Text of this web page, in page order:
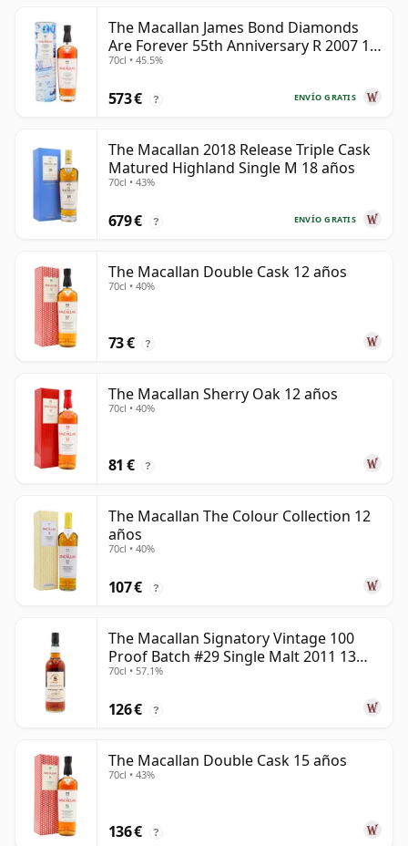
The Macallan James Bond Diamonds
Are Forever 55th Anniversary R 2007 18
años
70cl • 45.5%
ENVÍO GRATIS
573 € ?
The Macallan 2018 Release Triple Cask
Matured Highland Single M 18 años
70cl • 43%
ENVÍO GRATIS
679 € ?
The Macallan Double Cask 12 años
70cl • 40%
73 € ?
The Macallan Sherry Oak 12 años
70cl • 40%
81 € ?
The Macallan The Colour Collection 12
años
70cl • 40%
107 € ?
The Macallan Signatory Vintage 100
Proof Batch #29 Single Malt 2011 13
años
70cl • 57.1%
126 € ?
The Macallan Double Cask 15 años
70cl • 43%
136 € ?